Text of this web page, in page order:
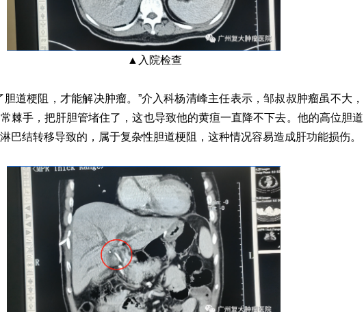
▲入院检查
梗阻，才能解决肿瘤。”介入科杨清峰主任表示，邹叔叔肿瘤虽不大，
棘手，把肝胆管堵住了，这也导致他的黄疸一直降不下去。他的高位胆道
巴结转移导致的，属于复杂性胆道梗阻，这种情况容易造成肝功能损伤。